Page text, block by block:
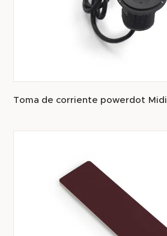
Toma de corriente powerdot Midi